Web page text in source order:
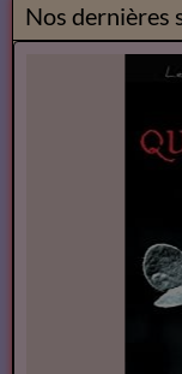
Nos dernières